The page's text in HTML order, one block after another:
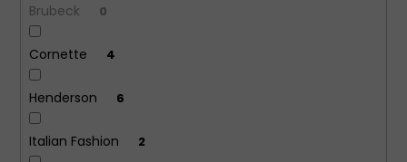
Brubeck 0
Cornette 4
Henderson 6
Italian Fashion 2